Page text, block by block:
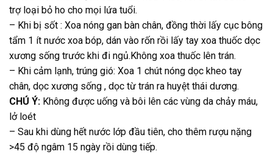
trợ loại bỏ ho cho mọi lứa tuổi.
– Khi bị sốt : Xoa nóng gan bàn chân, đồng thời lấy cục bông
tẩm 1 ít nước xoa bóp, dán vào rốn rồi lấy tay xoa thuốc dọc
xương sống trước khi đi ngủ.Không xoa thuốc lên trán.
– Khi cảm lạnh, trúng gió: Xoa 1 chút nóng dọc kheo tay
chân, dọc xương sống , dọc từ trán ra huyệt thái dương.
CHÚ Ý: Không được uống và bôi lên các vùng da chảy máu,
lở loét
– Sau khi dùng hết nước lớp đầu tiên, cho thêm rượu nặng
>45 độ ngâm 15 ngày rồi dùng tiếp.